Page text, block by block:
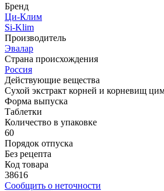
Бренд
Ци-Клим
Si-Klim
Производитель
Эвалар
Страна происхождения
Россия
Действующие вещества
Сухой экстракт корней и корневищ
Форма выпуска
Таблетки
Количество в упаковке
60
Порядок отпуска
Без рецепта
Код товара
38616
Сообщить о неточности